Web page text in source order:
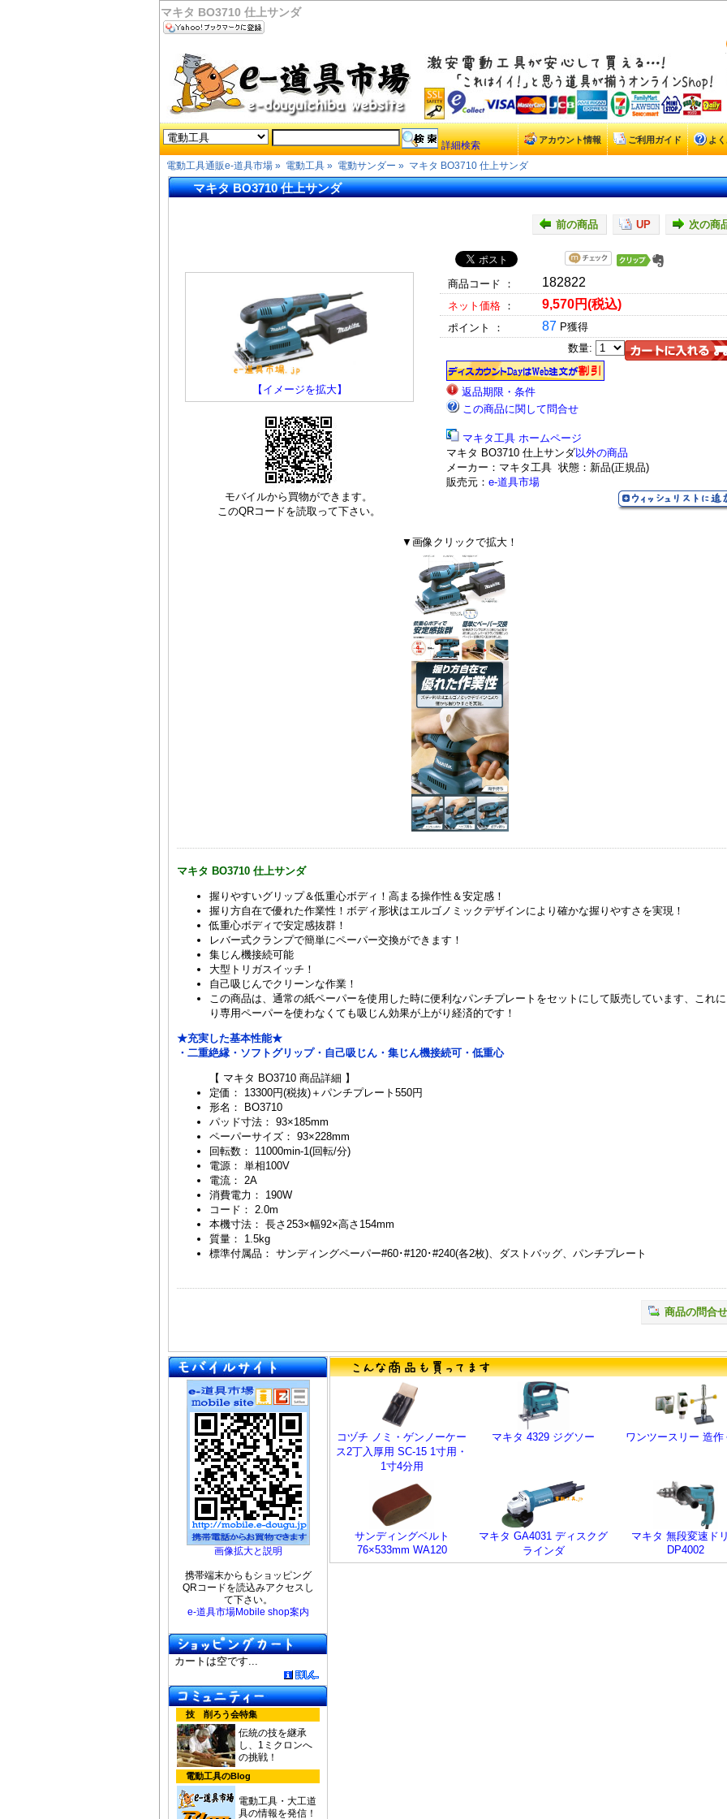
マキタ BO3710 仕上サンダ
詳細検索 よ
ご利用ガイド
アカウント情報
電動工具通販e-道具市場 » 電動工具 » 電動サンダー » マキタ BO3710 仕上サンダ
マキタ BO3710 仕上サンダ
次の商
UP
前の商品
【イメージを拡大】
モバイルから買物ができます。
このQRコードを読取って下さい。
商品コード ： 182822
ネット価格 ： 9,570円(税込)
ポイント ： 87 P獲得
数量:
返品期限・条件
この商品に関して問合せ
マキタ工具 ホームページ
マキタ BO3710 仕上サンダ以外の商品
メーカー：マキタ工具 状態：新品(正規品)
販売元： e-道具市場
▼画像クリックで拡大！
マキタ BO3710 仕上サンダ
握りやすいグリップ＆低重心ボディ！高まる操作性＆安定感！
握り方自在で優れた作業性！ボディ形状はエルゴノミックデザインにより確かな握りやすさを実現！
低重心ボディで安定感抜群！
レバー式クランプで簡単にペーパー交換ができます！
集じん機接続可能
大型トリガスイッチ！
自己吸じんでクリーンな作業！
この商品は、通常の紙ペーパーを使用した時に便利なパンチプレートをセットにして販売しています、これ
り専用ペーパーを使わなくても吸じん効果が上がり経済的です！
★充実した基本性能★
・二重絶縁・ソフトグリップ・自己吸じん・集じん機接続可・低重心
【 マキタ BO3710 商品詳細 】
定価： 13300円(税抜)＋パンチプレート550円
形名： BO3710
パッド寸法： 93×185mm
ペーパーサイズ： 93×228mm
回転数： 11000min-1(回転/分)
電源： 単相100V
電流： 2A
消費電力： 190W
コード： 2.0m
本機寸法： 長さ253×幅92×高さ154mm
質量： 1.5kg
標準付属品： サンディングペーパー#60･#120･#240(各2枚)、ダストバッグ、パンチプレート
商品の問合せ
画像拡大と説明
携帯端末からもショッピング
QRコードを読込みアクセスし
て下さい。
e-道具市場Mobile shop案内
カートは空です...
技 削ろう会特集
伝統の技を継承
し、1ミクロンへ
の挑戦！
電動工具のBlog
電動工具・大工道
具の情報を発信！
コヅチ ノミ・ゲンノーケー
ス2丁入厚用 SC-15 1寸用・
1寸4分用
マキタ 4329 ジグソー ワンツースリー 造作
サンディングベルト
76×533mm WA120
マキタ GA4031 ディスクグ
ラインダ
マキタ 無段変速ド
DP4002